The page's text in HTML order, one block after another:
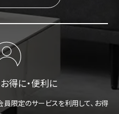
得に・便利に
限定のサービスを利用して、お得